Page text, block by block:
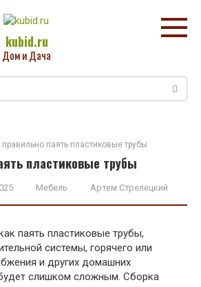
kubid.ru
Дом и Дача
правильно паять пластиковые трубы
пластиковые трубы
Мебель Артем Стрелецкий
паять пластиковые трубы,
системы, горячего или
и других домашних
слишком сложным. Сборка